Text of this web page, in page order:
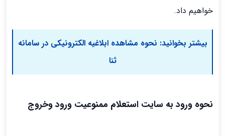
خواهیم داد.
بیشتر بخوانید: نحوه مشاهده ابلاغیه الکترونیکی در سامانه
ثنا
نحوه ورود به سایت استعلام ممنوعیت ورود وخروج